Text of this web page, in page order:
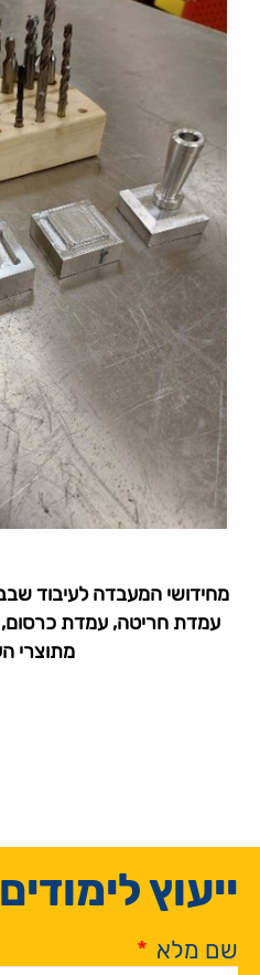
מחידושי המעבדה לעיבוד
עמדת חריטה, עמדת
מתוצרי
ייעוץ לימודים
שם מלא *